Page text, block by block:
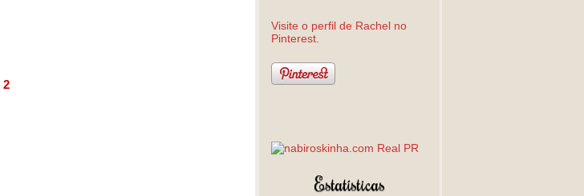
2
Visite o perfil de Rachel no
Pinterest.
Estatísticas